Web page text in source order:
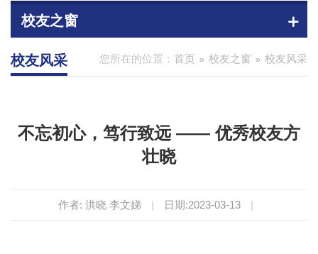
校友之窗
您所在的位置： 首页 校友之窗 校友风采
校友风采
不忘初心，笃行致远 —— 优秀校友方
壮晓
作者: 洪晓 李文娣 | 日期:2023-03-13 |